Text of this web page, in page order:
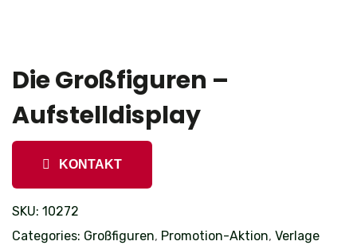
Die Großfiguren –
Aufstelldisplay
KONTAKT
SKU: 10272
Categories: Großfiguren, Promotion-Aktion, Verlage